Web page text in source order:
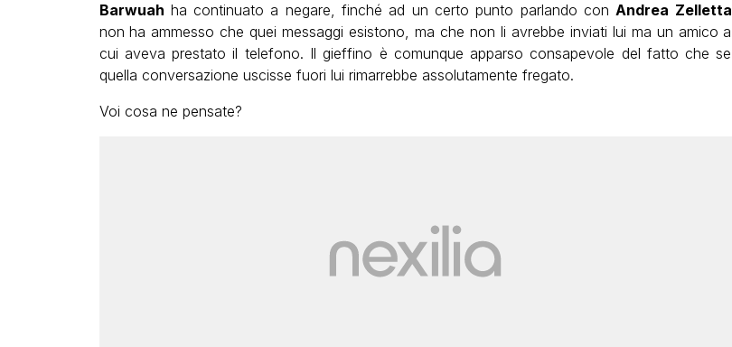
Barwuah ha continuato a negare, finché ad un certo punto parlando conAndrea Zelletta
non ha ammesso che quei messaggi esistono, ma che non li avrebbe inviati lui ma un amico a
cui aveva prestato il telefono. Il gieffino è comunque apparso consapevole del fatto che se
quella conversazione uscisse fuori lui rimarrebbe assolutamente fregato.
Voi cosa ne pensate?